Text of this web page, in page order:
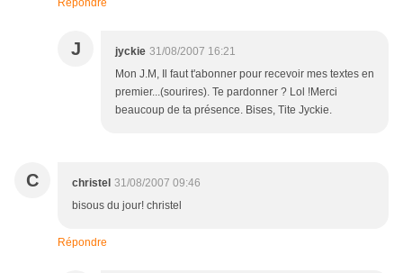
Répondre
J jyckie 31/08/2007 16:21
Mon J.M, Il faut t'abonner pour recevoir mes textes en
premier...(sourires). Te pardonner ? Lol !Merci
beaucoup de ta présence. Bises, Tite Jyckie.
C christel 31/08/2007 09:46
bisous du jour! christel
Répondre